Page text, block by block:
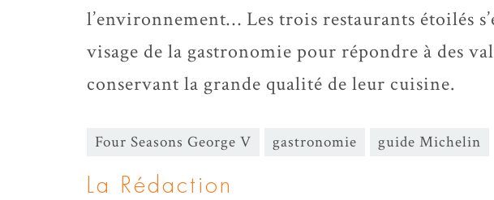
l’environnement… Les trois restaurants étoilés
visage de la gastronomie pour répondre à des
conservant la grande qualité de leur cuisine.
Four Seasons George V gastronomie guide Michelin
La Rédaction